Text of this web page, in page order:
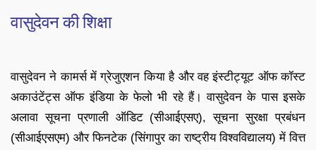
वासुदेवन की शिक्षा
वासुदेवन ने कामर्स में ग्रेजुएशन किया है और वह इंस्टीट्यूट ऑफ कॉस्ट
अकाउंटेंट्स ऑफ इंडिया के फेलो भी रहे हैं। वासुदेवन के पास इसके
अलावा सूचना प्रणाली ऑडिट (सीआईएसए), सूचना सुरक्षा प्रबंधन
(सीआईएसएम) और फिनटेक (सिंगापुर का राष्ट्रीय विश्वविद्यालय) में वित्त